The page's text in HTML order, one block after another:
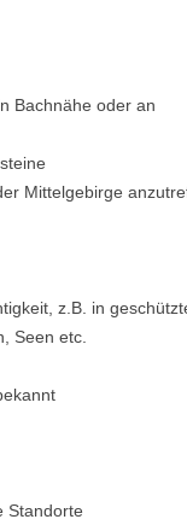
Bachnähe oder an
Mittelgebirge
z.B. in
Seen etc.
Standorte